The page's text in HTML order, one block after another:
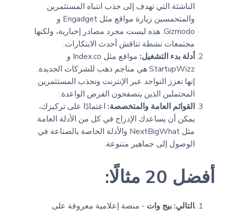
الناشئة التي تهدف إلى جذب انتباه المستثمرين
والمتحمسين زيارة مواقع مثل Engadget و
Gizmodo. هذه ليست مجرد مصادر إخبارية، ولكنها
مجتمعات نشطة تناقش أحدث الابتكارات.
أدلة بدء التشغيل:
مواقع مثل Index.co و
StartupWizz هي مناجم ذهب للشركات الجديدة.
إنها تعزز التواجد عبر الإنترنت وتجذب المستثمرين
المحتملين الذين يتصفحون الفرص الواعدة.
القوائم العامة والمتخصصة: اعتمادًا على تركيزك،
يمكن أن يساعدك الإدراج في كل من الأدلة العامة
مثل NextBigWhat والأدلة الخاصة بالصناعة في
الوصول إلى جماهير متنوعة.
أفضل 20 مثالًا:
التالي: بيج وات - منصة إعلامية معروفة على